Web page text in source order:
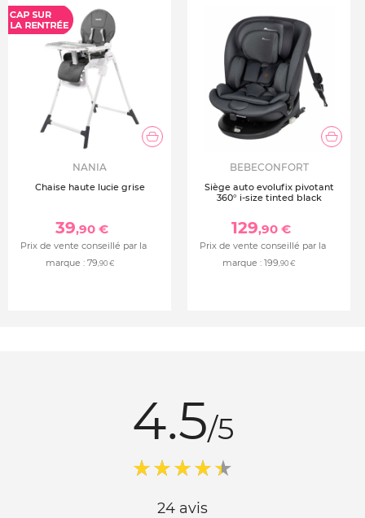
NANIA
Chaise haute lucie grise
39,90 €
Prix de vente conseillé par la
marque : 79,90 €
BEBECONFORT
Siège auto evolufix pivotant
360° i-size tinted black
129,90 €
Prix de vente conseillé par la
marque : 199,90 €
4.5/5
24 avis